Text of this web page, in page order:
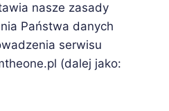
nasze zasady
Państwa danych
serwisu
(dalej jako: